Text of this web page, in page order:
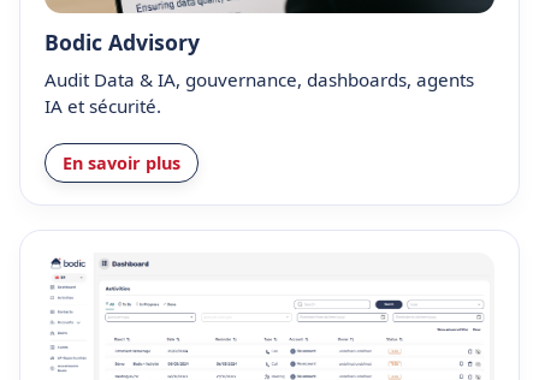
Bodic Advisory
Audit Data & IA, gouvernance, dashboards, agents
IA et sécurité.
En savoir plus